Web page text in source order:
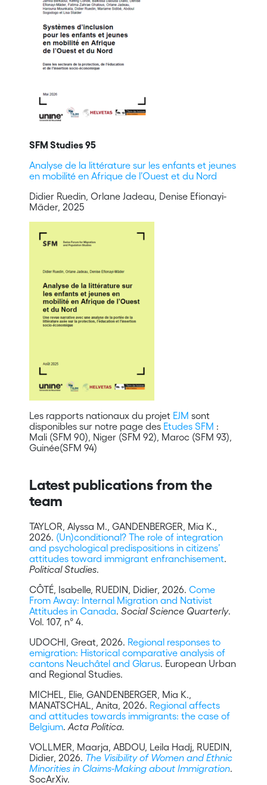
SFM Studies 95
Analyse de la littérature sur les enfants et jeunes
en mobilité en Afrique de l’Ouest et du Nord
Didier Ruedin, Orlane Jadeau, Denise Efionayi-
Mäder, 2025
Les rapports nationaux du projet EJM sont
disponibles sur notre page des Etudes SFM :
Mali (SFM 90), Niger (SFM 92), Maroc (SFM 93),
Guinée(SFM 94)
Latest publications from the
team
TAYLOR, Alyssa M., GANDENBERGER, Mia K.,
2026. (Un)conditional? The role of integration
and psychological predispositions in citizens’
attitudes toward immigrant enfranchisement.
Political Studies.
CÔTÉ, Isabelle, RUEDIN, Didier, 2026. Come
From Away: Internal Migration and Nativist
Attitudes in Canada Social Science Quarterly.
Vol. 107, n° 4.
UDOCHI, Great, 2026. Regional responses to
emigration: Historical comparative analysis of
cantons Neuchâtel and Glarus. European Urban
and Regional Studies.
MICHEL, Elie, GANDENBERGER, Mia K.,
MANATSCHAL, Anita, 2026. Regional affects
and attitudes towards immigrants: the case of
Belgium. Acta Politica.
VOLLMER, Maarja, ABDOU, Leila Hadj, RUEDIN,
Didier, 2026. The Visibility of Women and Ethnic
Minorities in Claims-Making about Immigration.
SocArXiv.